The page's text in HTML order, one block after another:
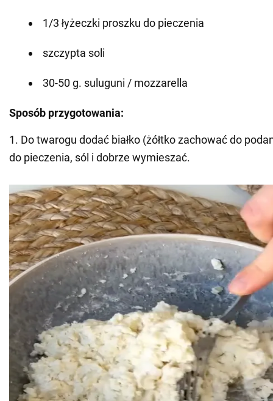
1/3 łyżeczki proszku do pieczenia
szczypta soli
30-50 g. suluguni / mozzarella
Sposób przygotowania:
1. Do twarogu dodać białko (żółtko zachować do
do pieczenia, sól i dobrze wymieszać.